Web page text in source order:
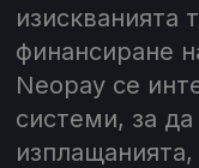
изискванията
финансиране
Neopay се
системи, за